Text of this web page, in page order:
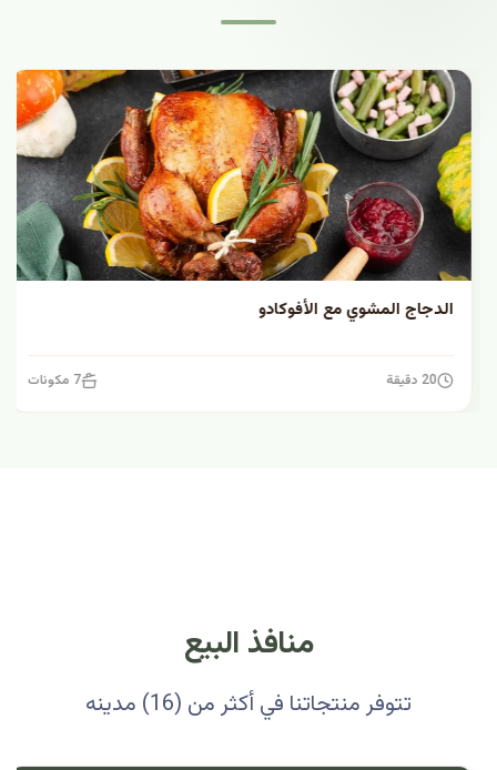
الدجاج المشوي مع الأفوكادو
20 دقيقة 7 مكونات
منافذ البيع
تتوفر منتجاتنا في أكثر من (16) مدينه